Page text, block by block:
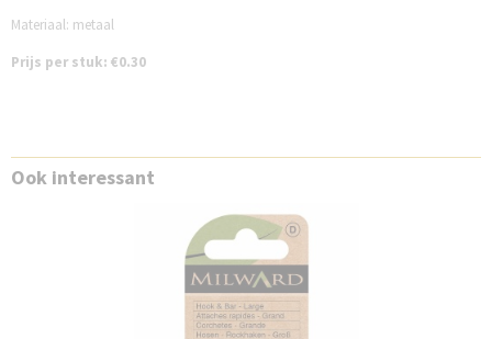
Materiaal: metaal
Prijs per stuk: €0.30
Ook interessant